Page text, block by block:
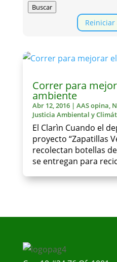
Buscar
Correr para
ambiente
Abr 12, 2016| AAS opina,
Justicia Ambiental y
El Clarìn Cuando el
proyecto “Zapatillas
recolectan botellas
se entregan para